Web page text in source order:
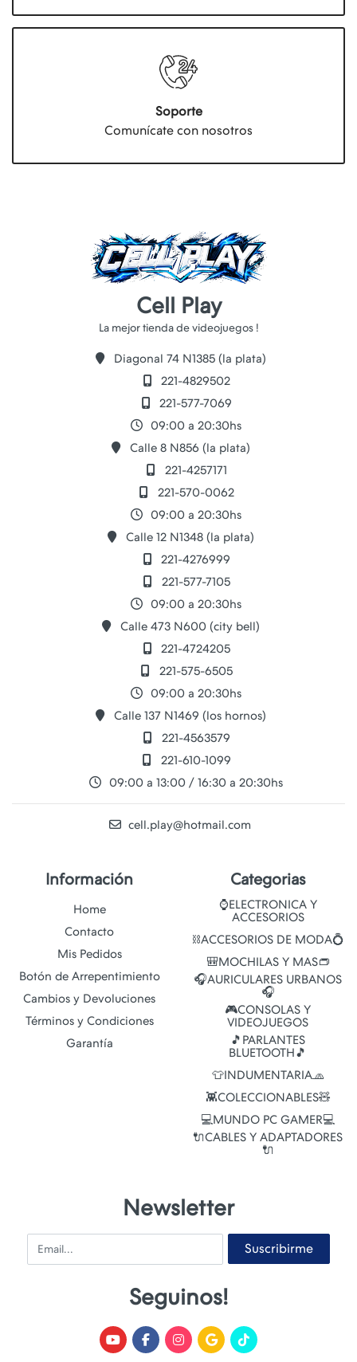
Soporte
Comunícate con nosotros
Cell Play
Diagonal 74 N1385 (la plata)
221-4829502
221-577-7069
09:00 a 20:30hs
Calle 8 N856 (la plata)
221-4257171
221-570-0062
09:00 a 20:30hs
Calle 12 N1348 (la plata)
221-4276999
221-577-7105
09:00 a 20:30hs
Calle 473 N600 (city bell)
221-4724205
221-575-6505
09:00 a 20:30hs
Calle 137 N1469 (los hornos)
221-4563579
221-610-1099
09:00 a 13:00 / 16:30 a 20:30hs
cell.play@hotmail.com
Información
Home
Contacto
Mis Pedidos
Botón de Arrepentimiento
Cambios y Devoluciones
Términos y Condiciones
Garantía
Categorias
⌚ELECTRONICA Y
ACCESORIOS
⛓️ACCESORIOS DE MODA💍
🎒MOCHILAS Y MAS👝
🎧AURICULARES URBANOS
🎧
🎮CONSOLAS Y
VIDEOJUEGOS
🎵PARLANTES
BLUETOOTH🎵
👕INDUMENTARIA🧢
👾COLECCIONABLES🧸
💻MUNDO PC GAMER💻
🔌CABLES Y ADAPTADORES
🔌
Newsletter
Email Suscribirme
Seguinos!